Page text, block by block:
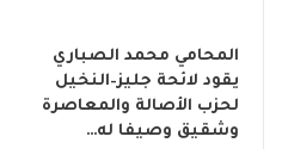
المحامي محمد الصباري
يقود لائحة جليز–النخيل
لحزب الأصالة والمعاصرة
وشقيق وصيفا له…